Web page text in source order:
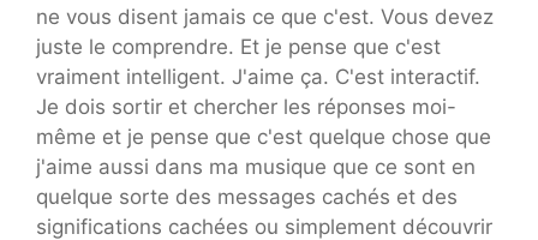
ne vous disent jamais ce que c'est. Vous devez
juste le comprendre. Et je pense que c'est
vraiment intelligent. J'aime ça. C'est interactif.
Je dois sortir et chercher les réponses moi-
même et je pense que c'est quelque chose que
j'aime aussi dans ma musique que ce sont en
quelque sorte des messages cachés et des
significations cachées ou simplement découvrir